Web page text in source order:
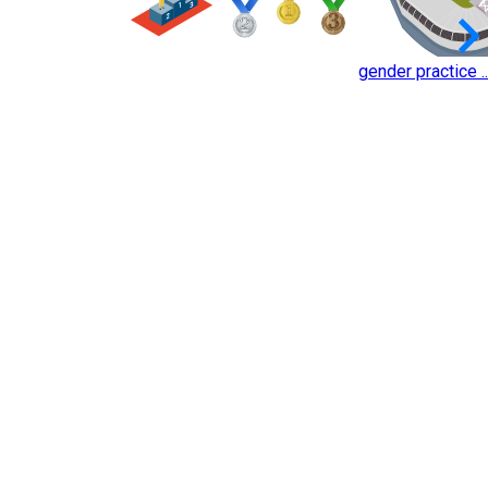
gender practice ..